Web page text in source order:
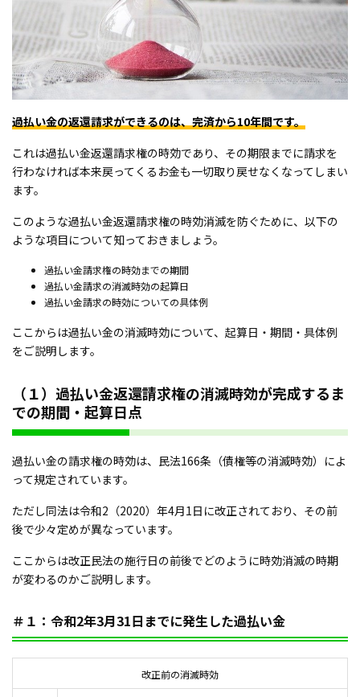
過払い金の返還請求ができるのは、完済から10年間です。
これは過払い金返還請求権の時効であり、その期限までに請求を
行わなければ本来戻ってくるお金も一切取り戻せなくなってしまい
ます。
このような過払い金返還請求権の時効消滅を防ぐために、以下の
ような項目について知っておきましょう。
過払い金請求権の時効までの期間
過払い金請求の消滅時効の起算日
過払い金請求の時効についての具体例
ここからは過払い金の消滅時効について、起算日・期間・具体例
をご説明します。
（１）過払い金返還請求権の消滅時効が完成するま
での期間・起算日点
過払い金の請求権の時効は、民法166条（債権等の消滅時効）によ
って規定されています。
ただし同法は令和2（2020）年4月1日に改正されており、その前
後で少々定めが異なっています。
ここからは改正民法の施行日の前後でどのように時効消滅の時期
が変わるのかご説明します。
＃１：令和2年3月31日までに発生した過払い金
改正前の消滅時効